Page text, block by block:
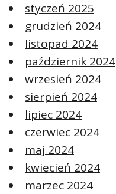
styczeń 2025
grudzień 2024
listopad 2024
październik 2024
wrzesień 2024
sierpień 2024
lipiec 2024
czerwiec 2024
maj 2024
kwiecień 2024
marzec 2024